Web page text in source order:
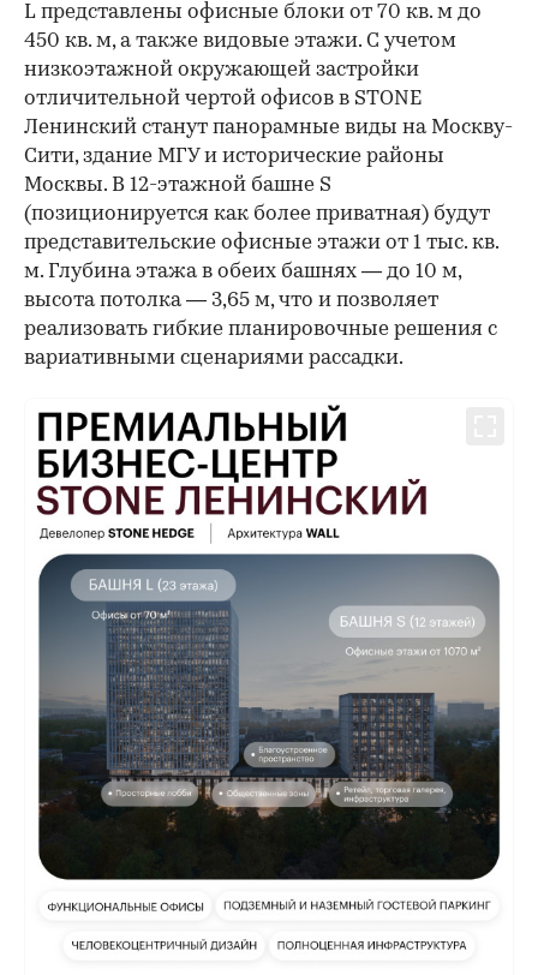
L представлены офисные блоки от 70 кв. м до
450 кв. м, а также видовые этажи. С учетом
низкоэтажной окружающей застройки
отличительной чертой офисов в STONE
Ленинский станут панорамные виды на Москву-
Сити, здание МГУ и исторические районы
Москвы. В 12-этажной башне S
(позиционируется как более приватная) будут
представительские офисные этажи от 1 тыс. кв.
м. Глубина этажа в обеих башнях — до 10 м,
высота потолка — 3,65 м, что и позволяет
реализовать гибкие планировочные решения с
вариативными сценариями рассадки.